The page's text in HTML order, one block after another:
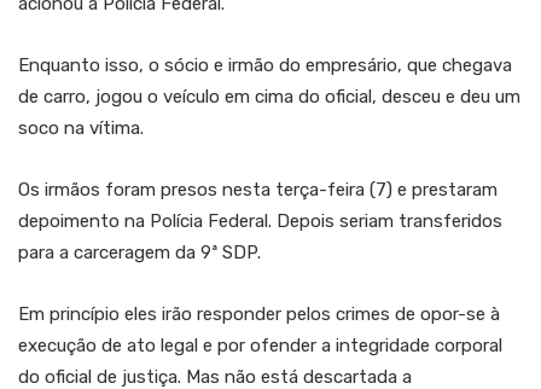
Enquanto isso, o sócio e irmão do empresário, que chegava
de carro, jogou o veículo em cima do oficial, desceu e deu um
soco na vítima.
Os irmãos foram presos nesta terça-feira (7) e prestaram
depoimento na Polícia Federal. Depois seriam transferidos
para a carceragem da 9ª SDP.
Em princípio eles irão responder pelos crimes de opor-se à
execução de ato legal e por ofender a integridade corporal
do oficial de justiça. Mas não está descartada a